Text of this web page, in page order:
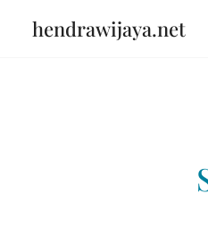
hendrawijaya.net